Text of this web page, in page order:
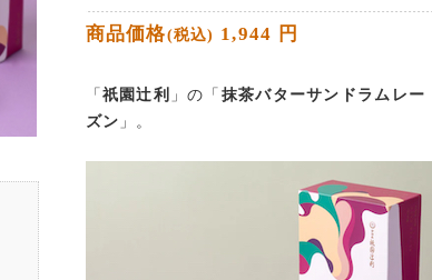
商品価格(税込) 1,944 円
「祇園辻利 」の「 抹茶バターサンドラムレー
ズン 」。